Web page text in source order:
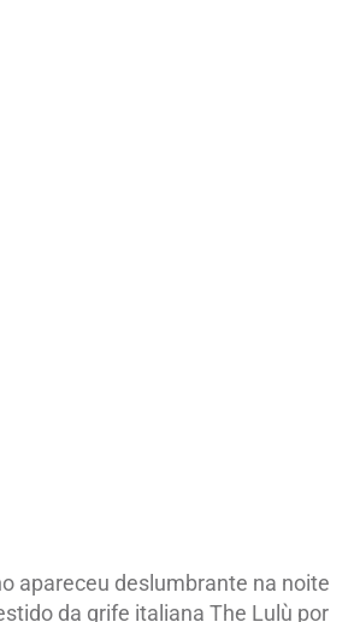
apareceu deslumbrante na noite
da grife italiana The Lulù por